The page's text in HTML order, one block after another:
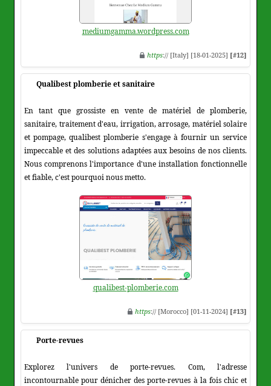
mediumgamma.wordpress.com
https:// [Italy] [18-01-2025] [#12]
Qualibest plomberie et sanitaire
En tant que grossiste en vente de matériel de plomberie,
sanitaire, traitement d'eau, irrigation, arrosage, matériel solaire
et pompage, qualibest plomberie s'engage à fournir un service
impeccable et des solutions adaptées aux besoins de nos clients.
Nous comprenons l'importance d'une installation fonctionnelle
et fiable, c'est pourquoi nous metto.
qualibest-plomberie.com
https:// [Morocco] [01-11-2024] [#13]
Porte-revues
Explorez l'univers de porte-revues. Com, l'adresse
incontournable pour dénicher des porte-revues à la fois chic et